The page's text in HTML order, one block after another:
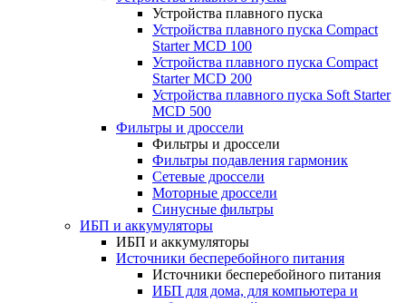
Устройства плавного пуска
Устройства плавного пуска Compact
Starter MCD 100
Устройства плавного пуска Compact
Starter MCD 200
Устройства плавного пуска Soft Starter
MCD 500
Фильтры и дроссели
Фильтры и дроссели
Фильтры подавления гармоник
Сетевые дроссели
Моторные дроссели
Синусные фильтры
ИБП и аккумуляторы
ИБП и аккумуляторы
Источники бесперебойного питания
Источники бесперебойного питания
ИБП для дома, для компьютера и